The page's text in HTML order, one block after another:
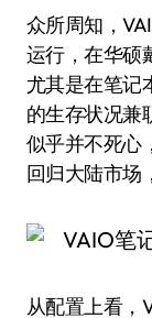
众所周知，
运行，在华硕
尤其是在笔记
的生存状况兼
似乎并不死心
回归大陆市场
从配置上看，